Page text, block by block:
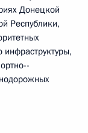
Донецкой
Республики,